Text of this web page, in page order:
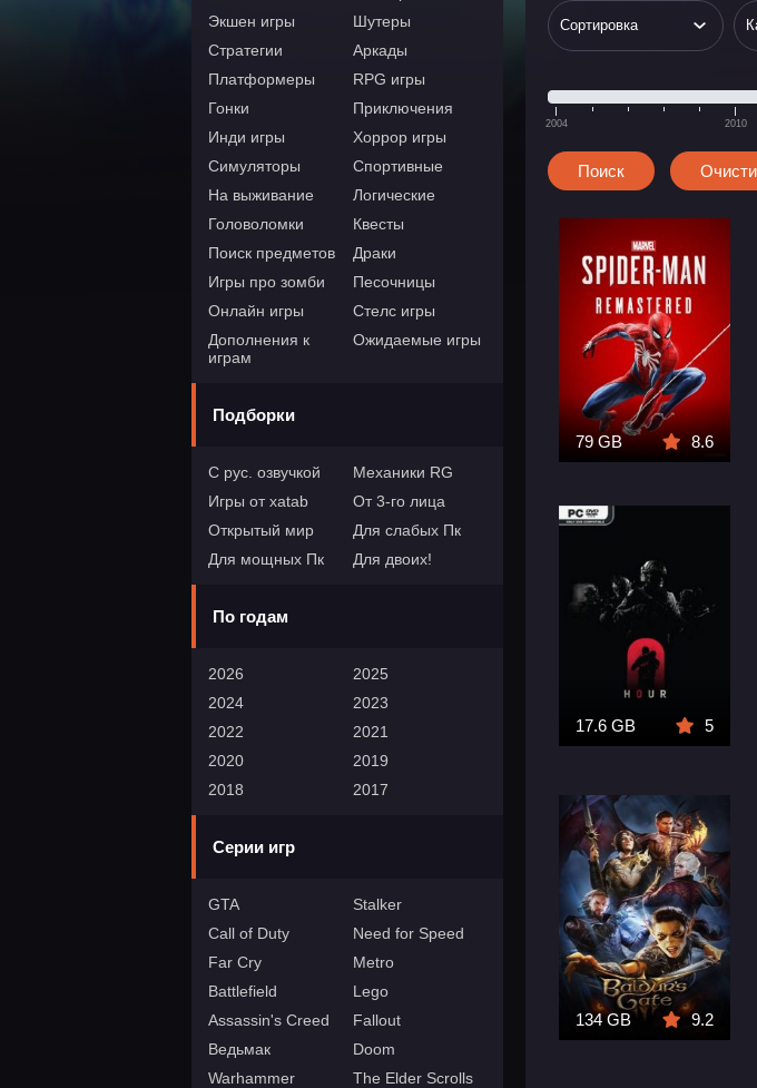
Экшен игры
Шутеры
Стратегии
Аркады
Платформеры
RPG игры
Гонки
Приключения
Инди игры
Хоррор игры
Симуляторы
Спортивные
На выживание
Логические
Головоломки
Квесты
Поиск предметов
Драки
Игры про зомби
Песочницы
Онлайн игры
Стелс игры
Дополнения к
играм
Ожидаемые игры
Подборки
С рус. озвучкой
Механики RG
Игры от xatab
От 3-го лица
Открытый мир
Для слабых Пк
Для мощных Пк
Для двоих!
По годам
2026
2025
2024
2023
2022
2021
2020
2019
2018
2017
Серии игр
GTA
Stalker
Call of Duty
Need for Speed
Far Cry
Metro
Battlefield
Lego
Assassin's Creed
Fallout
Ведьмак
Doom
Warhammer
The Elder Scrolls
2004 2010
79 GB 8.6
17.6 GB 5
134 GB 9.2